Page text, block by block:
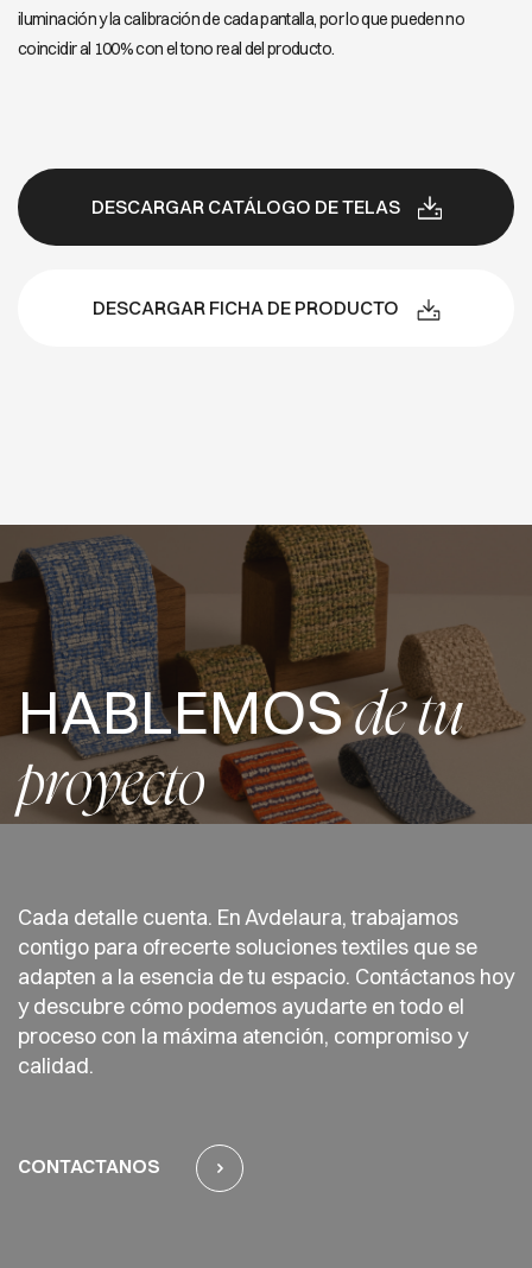
iluminación y la calibración de cada pantalla, por lo que pueden no
coincidir al 100% con el tono real del producto.
DESCARGAR CATÁLOGO DE TELAS
DESCARGAR FICHA DE PRODUCTO
HABLEMOSde tu
proyecto
Cada detalle cuenta. En Avdelaura, trabajamos
contigo para ofrecerte soluciones textiles que se
adapten a la esencia de tu espacio. Contáctanos hoy
y descubre cómo podemos ayudarte en todo el
proceso con la máxima atención, compromiso y
calidad.
CONTACTANOS